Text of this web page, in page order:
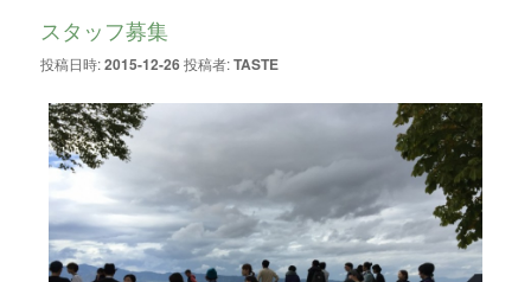
スタッフ募集
投稿日時:2015-12-26投稿者:TASTE